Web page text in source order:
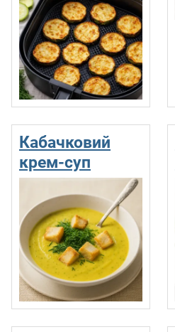
Кабачковий
крем-суп